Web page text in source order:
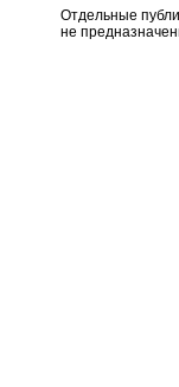
Отдельные
не